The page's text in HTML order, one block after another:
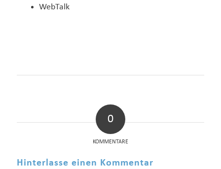
WebTalk
0
KOMMENTARE
Hinterlasse einen Kommentar